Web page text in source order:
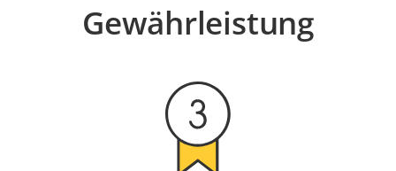
Gewährleistung